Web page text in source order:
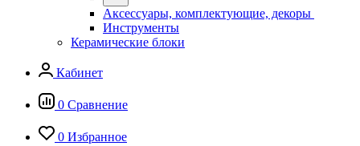
Аксессуары, комплектующие, декоры
Инструменты
Керамические блоки
Кабинет
0 Сравнение
0 Избранное